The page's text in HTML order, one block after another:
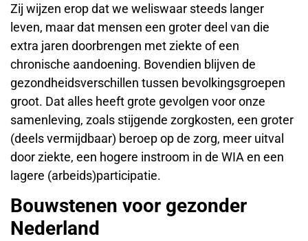
Zij wijzen erop dat we weliswaar steeds langer
leven, maar dat mensen een groter deel van die
extra jaren doorbrengen met ziekte of een
chronische aandoening. Bovendien blijven de
gezondheidsverschillen tussen bevolkingsgroepen
groot. Dat alles heeft grote gevolgen voor onze
samenleving, zoals stijgende zorgkosten, een groter
(deels vermijdbaar) beroep op de zorg, meer uitval
door ziekte, een hogere instroom in de WIA en een
lagere (arbeids)participatie.
Bouwstenen voor gezonder
Nederland